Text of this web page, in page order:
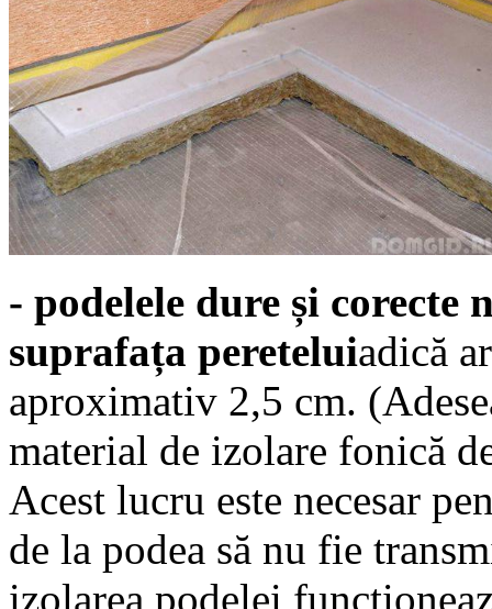
- podelele dure și corecte
suprafața pereteluiadică
aproximativ 2,5 cm.
material de izolare fonică
Acest lucru este necesar
de la podea să nu fie
izolarea podelei